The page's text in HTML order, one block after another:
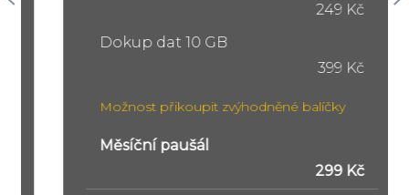
249 Kč
Dokup dat 10 GB
399 Kč
Možnost přikoupit zvýhodněné balíčky
Měsíční paušál
299 Kč